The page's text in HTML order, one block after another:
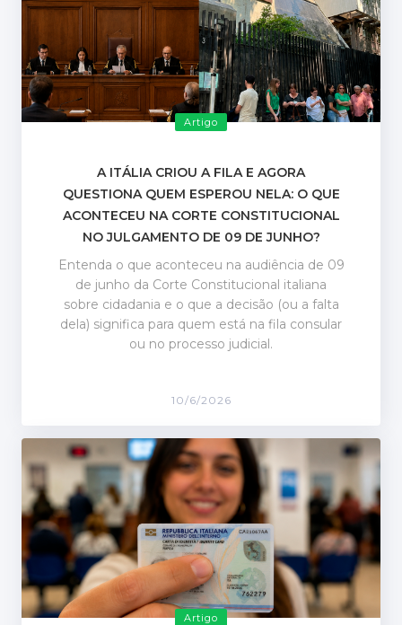
Artigo
A ITÁLIA CRIOU A FILA E AGORA
QUESTIONA QUEM ESPEROU NELA: O QUE
ACONTECEU NA CORTE CONSTITUCIONAL
NO JULGAMENTO DE 09 DE JUNHO?
Entenda o que aconteceu na audiência de 09
de junho da Corte Constitucional italiana
sobre cidadania e o que a decisão (ou a falta
dela) significa para quem está na fila consular
ou no processo judicial.
10/6/2026
Artigo